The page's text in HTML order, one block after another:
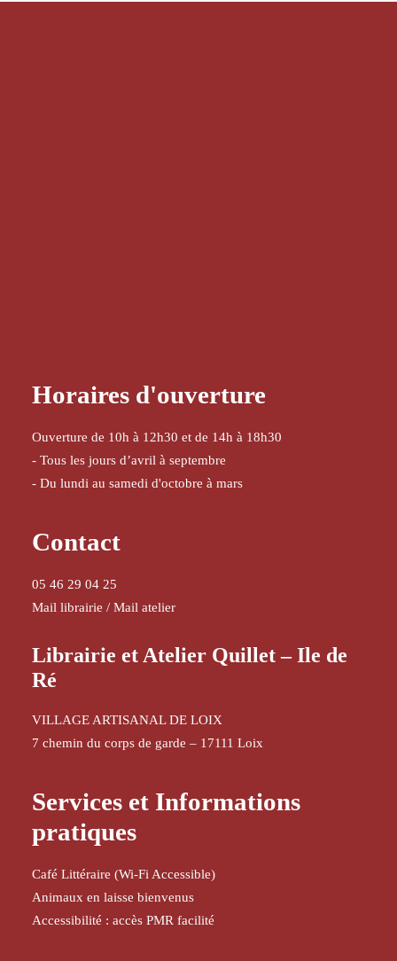
Horaires d'ouverture
Ouverture de 10h à 12h30 et de 14h à 18h30
- Tous les jours d’avril à septembre
- Du lundi au samedi d'octobre à mars
Contact
05 46 29 04 25
Mail librairie / Mail atelier
Librairie et Atelier Quillet – Ile de
Ré
VILLAGE ARTISANAL DE LOIX
7 chemin du corps de garde – 17111 Loix
Services et Informations
pratiques
Café Littéraire (Wi-Fi Accessible)
Animaux en laisse bienvenus
Accessibilité : accès PMR facilité